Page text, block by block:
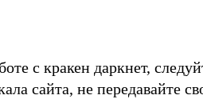
с кракен даркнет,
сайта, не передавайте